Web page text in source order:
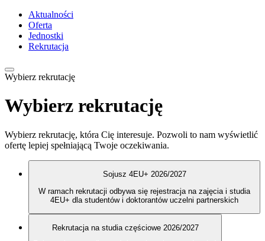
Aktualności
Oferta
Jednostki
Rekrutacja
Wybierz rekrutację
Wybierz rekrutację
Wybierz rekrutację, która Cię interesuje. Pozwoli to nam wyświetlić
ofertę lepiej spełniającą Twoje oczekiwania.
Sojusz 4EU+ 2026/2027
W ramach rekrutacji odbywa się rejestracja na zajęcia i studia
4EU+ dla studentów i doktorantów uczelni partnerskich
Rekrutacja na studia częściowe 2026/2027